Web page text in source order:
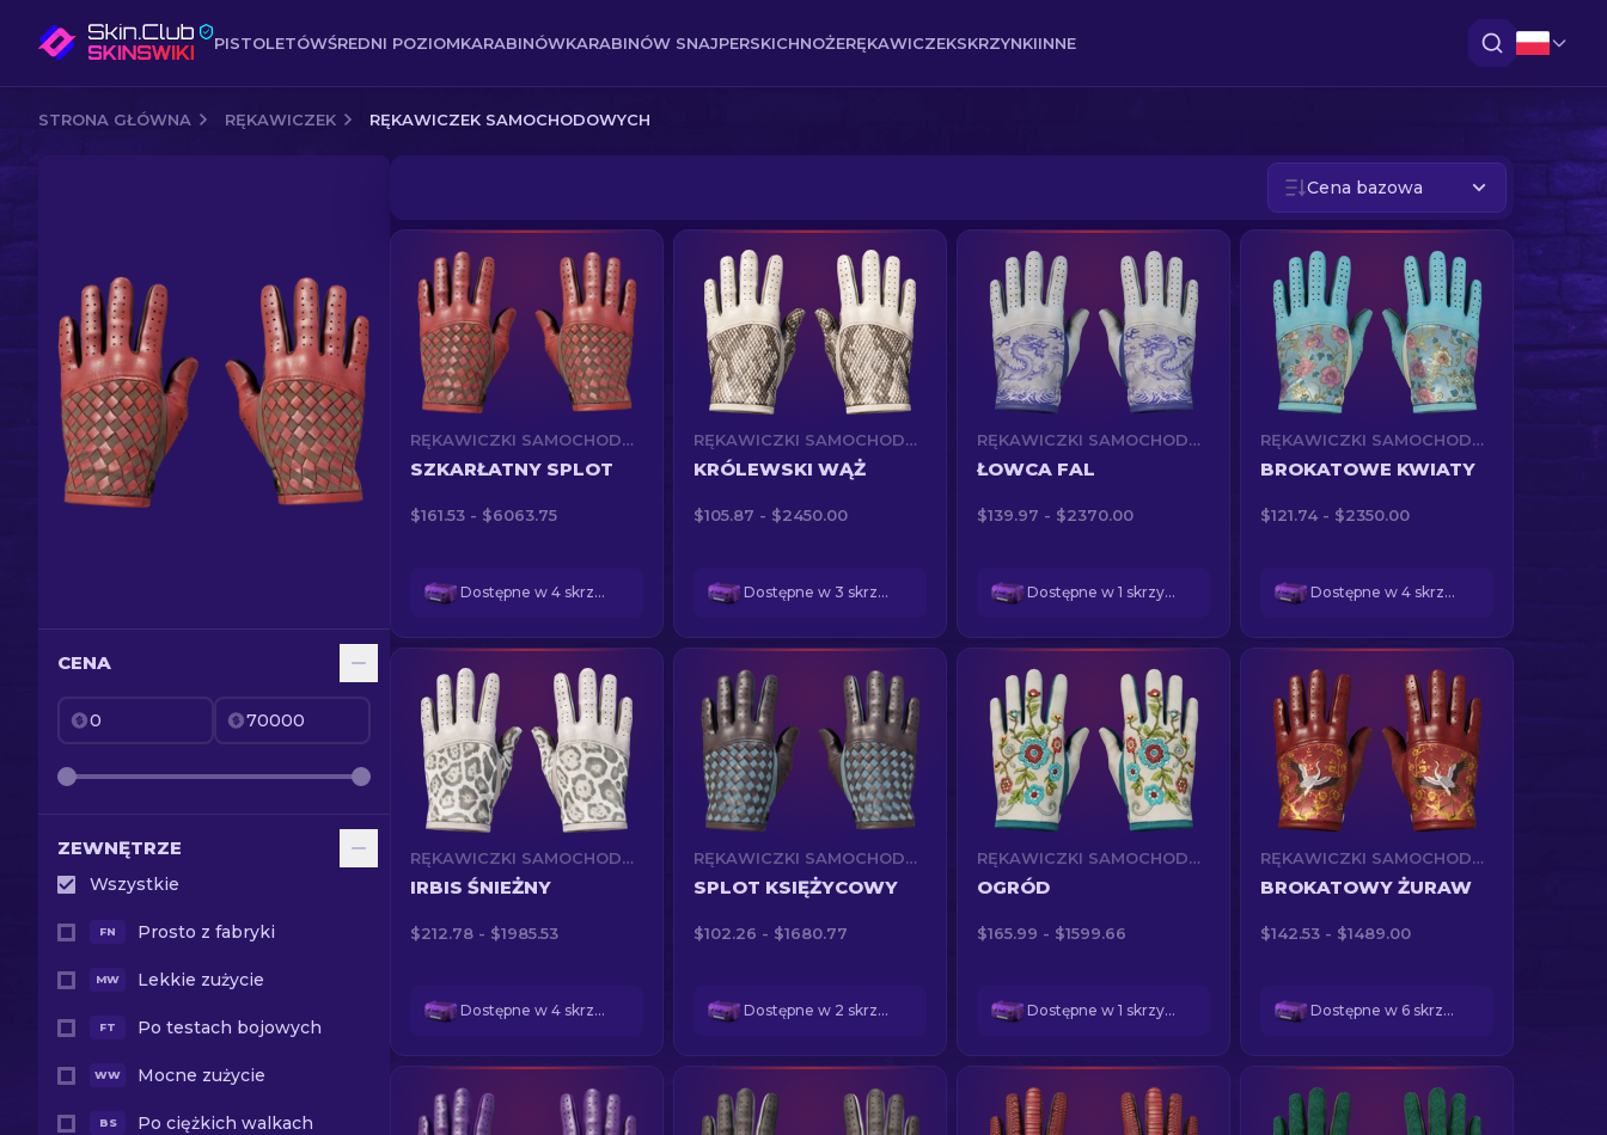
PISTOLETÓWŚREDNI POZIOMKARABINÓWKARABINÓW SNAJPERSKICHNOŻERĘKAWICZEKSKRZYNKIINNE
STRONA GŁÓWNA RĘKAWICZEK RĘKAWICZEK SAMOCHODOWYCH
CENA
ZEWNĘTRZE
Wszystkie
FN Prosto z fabryki
MW Lekkie zużycie
FT Po testach bojowych
WW Mocne zużycie
BS Po ciężkich walkach
Cena bazowa
RĘKAWICZKI SAMOCHODOWE (★)
SZKARŁATNY SPLOT
$161.53 - $6063.75
Dostępne w 4 skrzynkach
RĘKAWICZKI SAMOCHODOWE (★)
KRÓLEWSKI WĄŻ
$105.87 - $2450.00
Dostępne w 3 skrzynkach
RĘKAWICZKI SAMOCHODOWE (★)
ŁOWCA FAL
$139.97 - $2370.00
Dostępne w 1 skrzynkach
RĘKAWICZKI SAMOCHODOWE (★)
BROKATOWE KWIATY
$121.74 - $2350.00
Dostępne w 4 skrzynkach
RĘKAWICZKI SAMOCHODOWE (★)
IRBIS ŚNIEŻNY
$212.78 - $1985.53
Dostępne w 4 skrzynkach
RĘKAWICZKI SAMOCHODOWE (★)
SPLOT KSIĘŻYCOWY
$102.26 - $1680.77
Dostępne w 2 skrzynkach
RĘKAWICZKI SAMOCHODOWE (★)
OGRÓD
$165.99 - $1599.66
Dostępne w 1 skrzynkach
RĘKAWICZKI SAMOCHODOWE (★)
BROKATOWY ŻURAW
$142.53 - $1489.00
Dostępne w 6 skrzynkach